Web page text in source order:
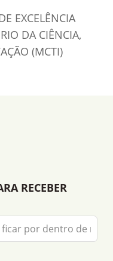
EXCELÊNCIA
DA CIÊNCIA,
(MCTI)
RECEBER